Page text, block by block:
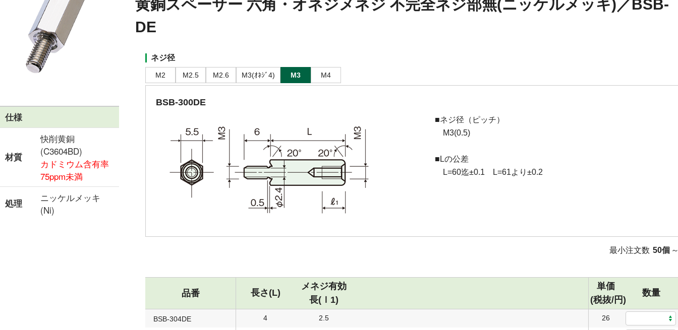
仕様
材質
快削黄銅
(C3604BD)
カドミウム含有率
75ppm未満
処理
ニッケルメッキ
(Ni)
黄銅スペーサー 六角・オネジメネジ 不完全ネジ部無(ニッケルメッキ)／BSB-
DE
ネジ径
M2 M2.5 M2.6 M3(ｵﾈｼﾞ4) M3 M4
BSB-300DE
■ネジ径（ピッチ）
M3(0.5)
■Lの公差
L=60迄±0.1 L=61より±0.2
最小注文数 50個
品番 長さ(L)
メネジ有効
長(ｌ1)
単価
(税抜/円)
数量
BSB-304DE 4 2.5 26